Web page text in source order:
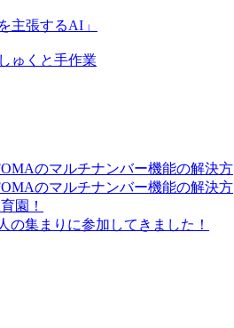
主張するAI」
ゅくと手作業
のマルチナンバー機能の解決方
のマルチナンバー機能の解決方
園！
の集まりに参加してきました！